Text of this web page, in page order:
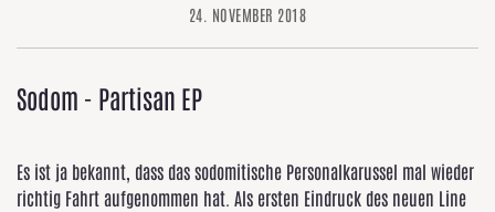
24. NOVEMBER 2018
Sodom - Partisan EP
Es ist ja bekannt, dass das sodomitische Personalkarussel mal wieder
richtig Fahrt aufgenommen hat. Als ersten Eindruck des neuen Line